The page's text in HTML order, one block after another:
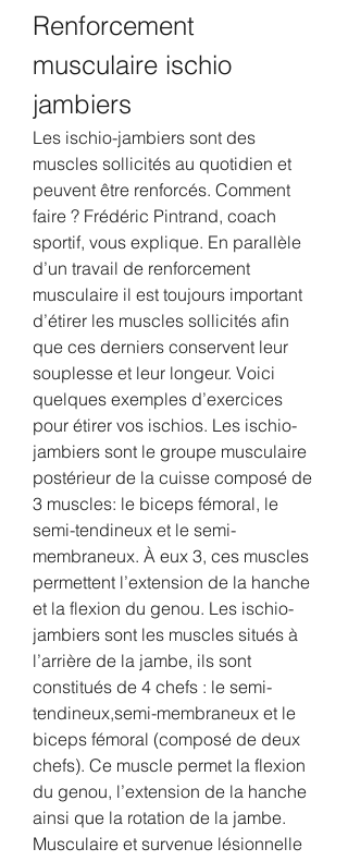
Renforcement
musculaire ischio
jambiers
Les ischio-jambiers sont des
muscles sollicités au quotidien et
peuvent être renforcés. Comment
faire ? Frédéric Pintrand, coach
sportif, vous explique. En parallèle
d’un travail de renforcement
musculaire il est toujours important
d’étirer les muscles sollicités afin
que ces derniers conservent leur
souplesse et leur longeur. Voici
quelques exemples d’exercices
pour étirer vos ischios. Les ischio-
jambiers sont le groupe musculaire
postérieur de la cuisse composé de
3 muscles: le biceps fémoral, le
semi-tendineux et le semi-
membraneux. À eux 3, ces muscles
permettent l’extension de la hanche
et la flexion du genou. Les ischio-
jambiers sont les muscles situés à
l’arrière de la jambe, ils sont
constitués de 4 chefs : le semi-
tendineux,semi-membraneux et le
biceps fémoral (composé de deux
chefs). Ce muscle permet la flexion
du genou, l’extension de la hanche
ainsi que la rotation de la jambe.
Musculaire et survenue lésionnelle